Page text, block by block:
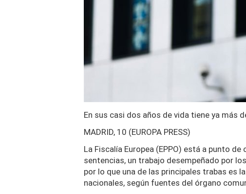
En sus casi dos años de vida tiene ya más
MADRID, 10 (EUROPA PRESS)
La Fiscalía Europea (EPPO) está a punto
sentencias, un trabajo desempeñado por
por lo que una de las principales trabas es
nacionales, según fuentes del órgano